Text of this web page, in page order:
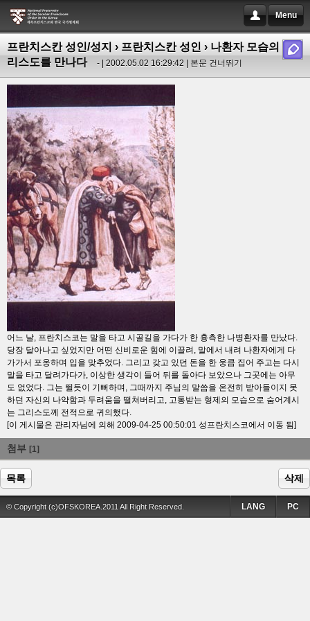
Menu
프란치스칸 성인/성지 › 프란치스칸 성인 › 나환자 모습의 그
리스도를 만나다
- | 2002.05.02 16:29:42 | 본문 건너뛰기
어느 날, 프란치스코는 말을 타고 시골길을 가다가 한 흉측한 나병환자를 만났다.
당장 달아나고 싶었지만 어떤 신비로운 힘에 이끌려, 말에서 내려 나환자에게 다
가가서 포옹하며 입을 맞추었다. 그리고 갖고 있던 돈을 한 웅큼 집어 주고는 다시
말을 타고 달려가다가, 이상한 생각이 들어 뒤를 돌아다 보았으나 그곳에는 아무
도 없었다. 그는 뛸듯이 기뻐하며, 그때까지 주님의 말씀을 온전히 받아들이지 못
하던 자신의 나약함과 두려움을 떨쳐버리고, 고통받는 형제의 모습으로 숨어계시
는 그리스도께 전적으로 귀의했다.
[이 게시물은 관리자님에 의해 2009-04-25 00:50:01 성프란치스코에서 이동 됨]
첨부 [1]
목록 삭제
© Copyright (c)OFSKOREA.2011 All Right Reserved. PC
LANG